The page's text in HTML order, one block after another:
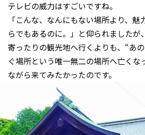
テレビの威力はすごいですね。
「こんな、なんにもない場所より、魅
らでもあるのに。」と仰られましたが
寄ったりの観光地へ行くよりも、“あ
ぐ場所という唯一無二の場所へ亡くな
ながら来てみたかったのです。